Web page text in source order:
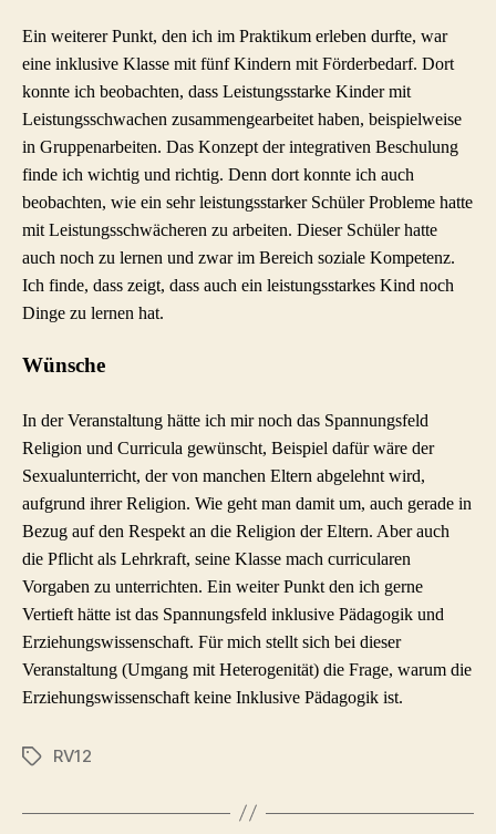
Ein weiterer Punkt, den ich im Praktikum erleben durfte, war
eine inklusive Klasse mit fünf Kindern mit Förderbedarf. Dort
konnte ich beobachten, dass Leistungsstarke Kinder mit
Leistungsschwachen zusammengearbeitet haben, beispielweise
in Gruppenarbeiten. Das Konzept der integrativen Beschulung
finde ich wichtig und richtig. Denn dort konnte ich auch
beobachten, wie ein sehr leistungsstarker Schüler Probleme hatte
mit Leistungsschwächeren zu arbeiten. Dieser Schüler hatte
auch noch zu lernen und zwar im Bereich soziale Kompetenz.
Ich finde, dass zeigt, dass auch ein leistungsstarkes Kind noch
Dinge zu lernen hat.
Wünsche
In der Veranstaltung hätte ich mir noch das Spannungsfeld
Religion und Curricula gewünscht, Beispiel dafür wäre der
Sexualunterricht, der von manchen Eltern abgelehnt wird,
aufgrund ihrer Religion. Wie geht man damit um, auch gerade in
Bezug auf den Respekt an die Religion der Eltern. Aber auch
die Pflicht als Lehrkraft, seine Klasse mach curricularen
Vorgaben zu unterrichten. Ein weiter Punkt den ich gerne
Vertieft hätte ist das Spannungsfeld inklusive Pädagogik und
Erziehungswissenschaft. Für mich stellt sich bei dieser
Veranstaltung (Umgang mit Heterogenität) die Frage, warum die
Erziehungswissenschaft keine Inklusive Pädagogik ist.
Schlagwörter
RV12